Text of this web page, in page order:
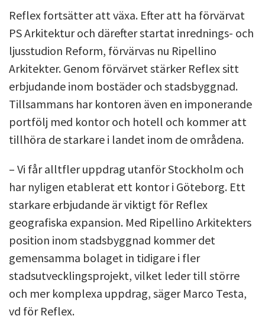
Reflex fortsätter att växa. Efter att ha förvärvat
PS Arkitektur och därefter startat inrednings- och
ljusstudion Reform, förvärvas nu Ripellino
Arkitekter. Genom förvärvet stärker Reflex sitt
erbjudande inom bostäder och stadsbyggnad.
Tillsammans har kontoren även en imponerande
portfölj med kontor och hotell och kommer att
tillhöra de starkare i landet inom de områdena.
– Vi får alltfler uppdrag utanför Stockholm och
har nyligen etablerat ett kontor i Göteborg. Ett
starkare erbjudande är viktigt för Reflex
geografiska expansion. Med Ripellino Arkitekters
position inom stadsbyggnad kommer det
gemensamma bolaget in tidigare i fler
stadsutvecklingsprojekt, vilket leder till större
och mer komplexa uppdrag, säger Marco Testa,
vd för Reflex.